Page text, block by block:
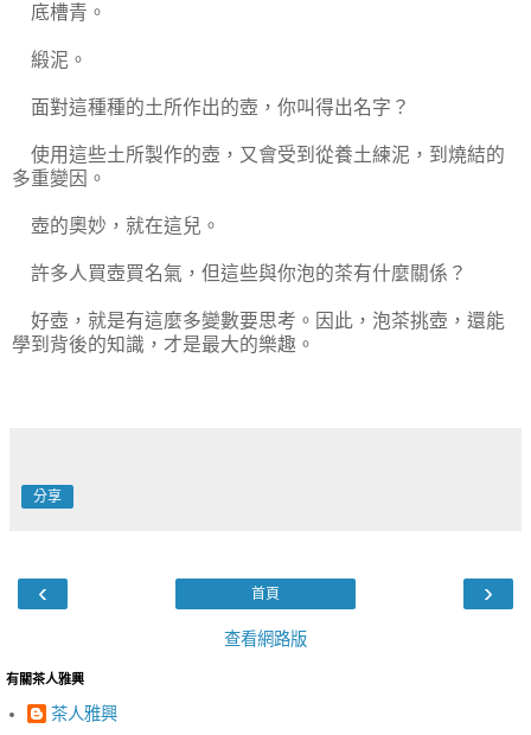
底槽青。
緞泥。
面對這種種的土所作出的壺，你叫得出名字？
使用這些土所製作的壺，又會受到從養土練泥，到燒結的
多重變因。
壺的奧妙，就在這兒。
許多人買壺買名氣，但這些與你泡的茶有什麼關係？
好壺，就是有這麼多變數要思考。因此，泡茶挑壺，還能
學到背後的知識，才是最大的樂趣。
分享
‹ ›
首頁
查看網路版
有關茶人雅興
茶人雅興